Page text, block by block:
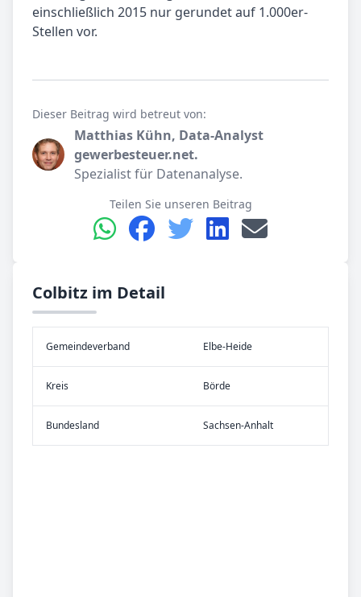
einschließlich 2015 nur gerundet auf 1.000er-
Stellen vor.
Dieser Beitrag wird betreut von:
Matthias Kühn, Data-Analyst
gewerbesteuer.net.
Spezialist für Datenanalyse.
Teilen Sie unseren Beitrag
Colbitz im Detail
Gemeinde­verband Elbe-Heide
Kreis Börde
Bundes­land Sachsen-Anhalt